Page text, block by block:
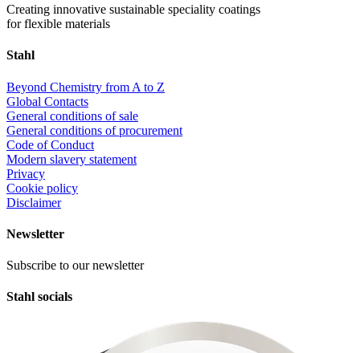
Creating innovative sustainable speciality coatings
for flexible materials
Stahl
Beyond Chemistry from A to Z
Global Contacts
General conditions of sale
General conditions of procurement
Code of Conduct
Modern slavery statement
Privacy
Cookie policy
Disclaimer
Newsletter
Subscribe to our newsletter
Stahl socials